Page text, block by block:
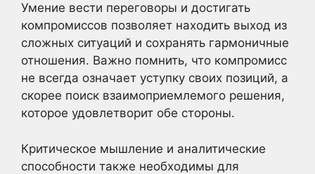
Умение вести переговоры и достигать
компромиссов позволяет находить выход из
сложных ситуаций и сохранять гармоничные
отношения. Важно помнить, что компромисс
не всегда означает уступку своих позиций, а
скорее поиск взаимоприемлемого решения,
которое удовлетворит обе стороны.
Критическое мышление и аналитические
способности также необходимы для